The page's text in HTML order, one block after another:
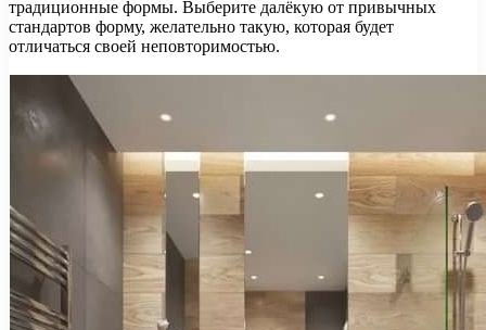
традиционные формы. Выберите далёкую от привычных
стандартов форму, желательно такую, которая будет
отличаться своей неповторимостью.